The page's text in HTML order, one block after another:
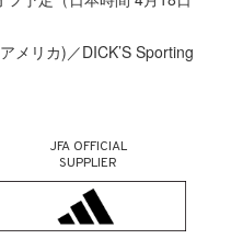
メリカ)／DICK’S Sporting
JFA OFFICIAL
SUPPLIER